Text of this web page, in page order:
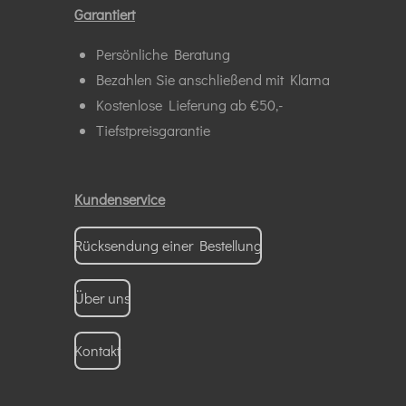
Garantiert
Persönliche Beratung
Bezahlen Sie anschließend mit Klarna
Kostenlose Lieferung ab €50,-
Tiefstpreisgarantie
Kundenservice
Rücksendung einer Bestellung
Über uns
Kontakt